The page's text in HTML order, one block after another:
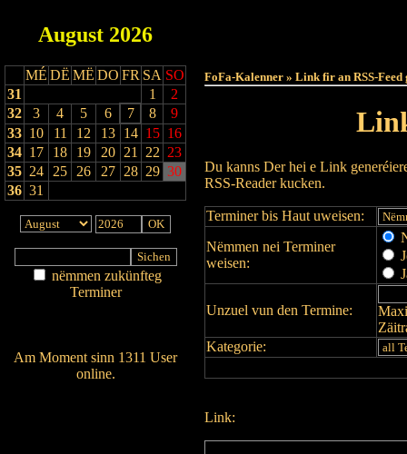
August 2026
MÉ DË MË DO FR SA SO
31
1
2
32
3 4 5 6 7 8
9
33 10 11 12 13 14 15 16
34 17 18 19 20 21 22 23
35 24 25 26 27 28 29 30
36 31
nëmmen zukünfteg
Terminer
Am Moment sinn 1311 User
online.
FoFa-Kalenner » Link fir an RSS-Feed
Du kanns Der hei e Link
RSS-Reader kucken.
Terminer bis Haut uweisen:
Nëmmen nei Terminer
weisen:
Unzuel vun den Termine:
Kategorie:
Link: